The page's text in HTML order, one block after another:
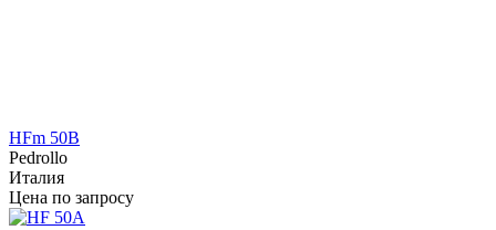
HFm 50B
Pedrollo
Италия
Цена по запросу